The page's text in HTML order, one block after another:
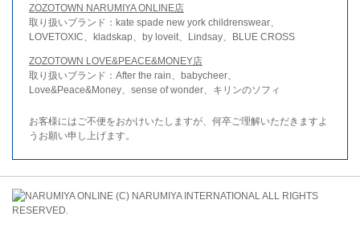
ZOZOTOWN NARUMIYA ONLINE店
取り扱いブランド：kate spade new york childrenswear、
LOVETOXIC、kladskap、by loveit、Lindsay、BLUE CROSS
ZOZOTOWN LOVE&PEACE&MONEY店
取り扱いブランド：After the rain、babycheer、
Love&Peace&Money、sense of wonder、キリンのソフィ
お客様にはご不便をおかけいたしますが、何卒ご理解いただきますよ
うお願い申し上げます。